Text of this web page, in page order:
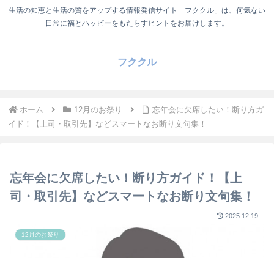
生活の知恵と生活の質をアップする情報発信サイト「フククル」は、何気ない
日常に福とハッピーをもたらすヒントをお届けします。
フククル
ホーム 12月のお祭り
忘年会に欠席したい！断り方ガ
イド！【上司・取引先】などスマートなお断り文句集！
忘年会に欠席したい！断り方ガイド！【上
司・取引先】などスマートなお断り文句集！
2025.12.19
12月のお祭り